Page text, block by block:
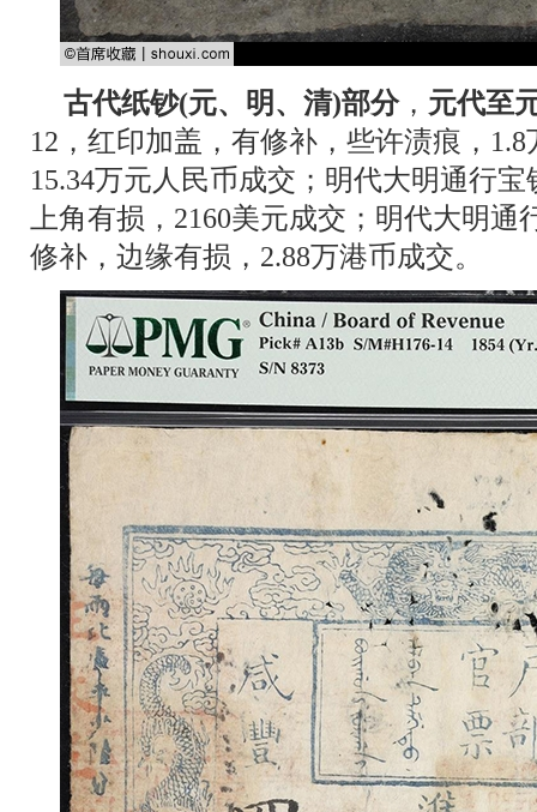
古代纸钞(元、明、清)部分， 元代至
12，红印加盖，有修补，些许渍痕，
15.34万元人民币成交；明代大明通行宝
上角有损，2160美元成交；明代大明通
修补，边缘有损，2.88万港币成交。